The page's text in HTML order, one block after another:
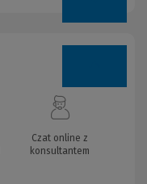
Czat online z
konsultantem